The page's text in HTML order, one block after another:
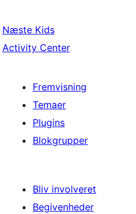
Næste Kids
Activity Center
Fremvisning
Temaer
Plugins
Blokgrupper
Bliv involveret
Begivenheder